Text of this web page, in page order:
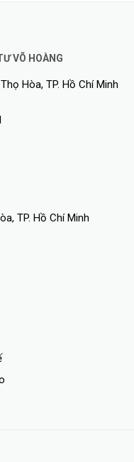
VÕ HOÀNG
Hòa, TP. Hồ Chí Minh
TP. Hồ Chí Minh